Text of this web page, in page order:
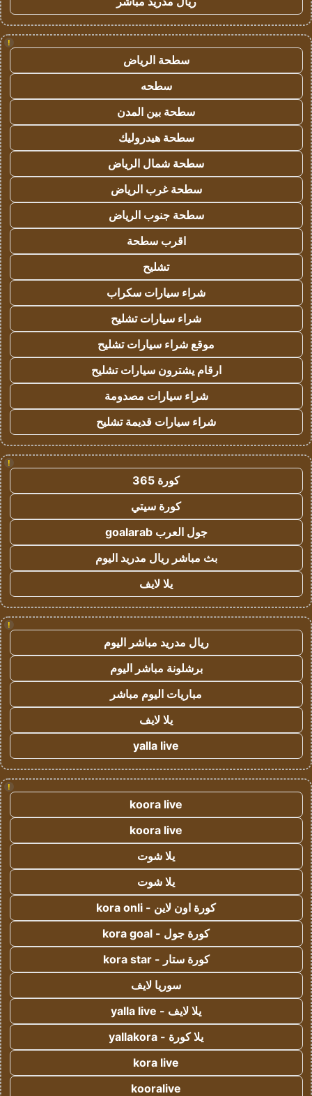
!
سطحة الرياض
سطحه
سطحة بين المدن
سطحة هيدروليك
سطحة شمال الرياض
سطحة غرب الرياض
سطحة جنوب الرياض
اقرب سطحة
تشليح
شراء سيارات سكراب
شراء سيارات تشليح
موقع شراء سيارات تشليح
ارقام يشترون سيارات تشليح
شراء سيارات مصدومة
شراء سيارات قديمة تشليح
!
كورة 365
كورة سيتي
جول العرب goalarab
بث مباشر ريال مدريد اليوم
يلا لايف
!
ريال مدريد مباشر اليوم
برشلونة مباشر اليوم
مباريات اليوم مباشر
يلا لايف
yalla live
!
koora live
koora live
يلا شوت
يلا شوت
كورة اون لاين - kora onli
كورة جول - kora goal
كورة ستار - kora star
سوريا لايف
يلا لايف - yalla live
يلا كورة - yallakora
kora live
kooralive